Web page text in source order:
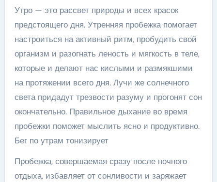
Утро — это рассвет природы и всех красок
предстоящего дня. Утренняя пробежка помогает
настроиться на активный ритм, пробудить свой
организм и разогнать леность и мягкость в теле,
которые и делают нас кислыми и размякшими
на протяжении всего дня. Лучи же солнечного
света придадут трезвости разуму и прогонят сон
окончательно. Правильное дыхание во время
пробежки поможет мыслить ясно и продуктивно.
Бег по утрам тонизирует
Пробежка, совершаемая сразу после ночного
отдыха, избавляет от сонливости и заряжает